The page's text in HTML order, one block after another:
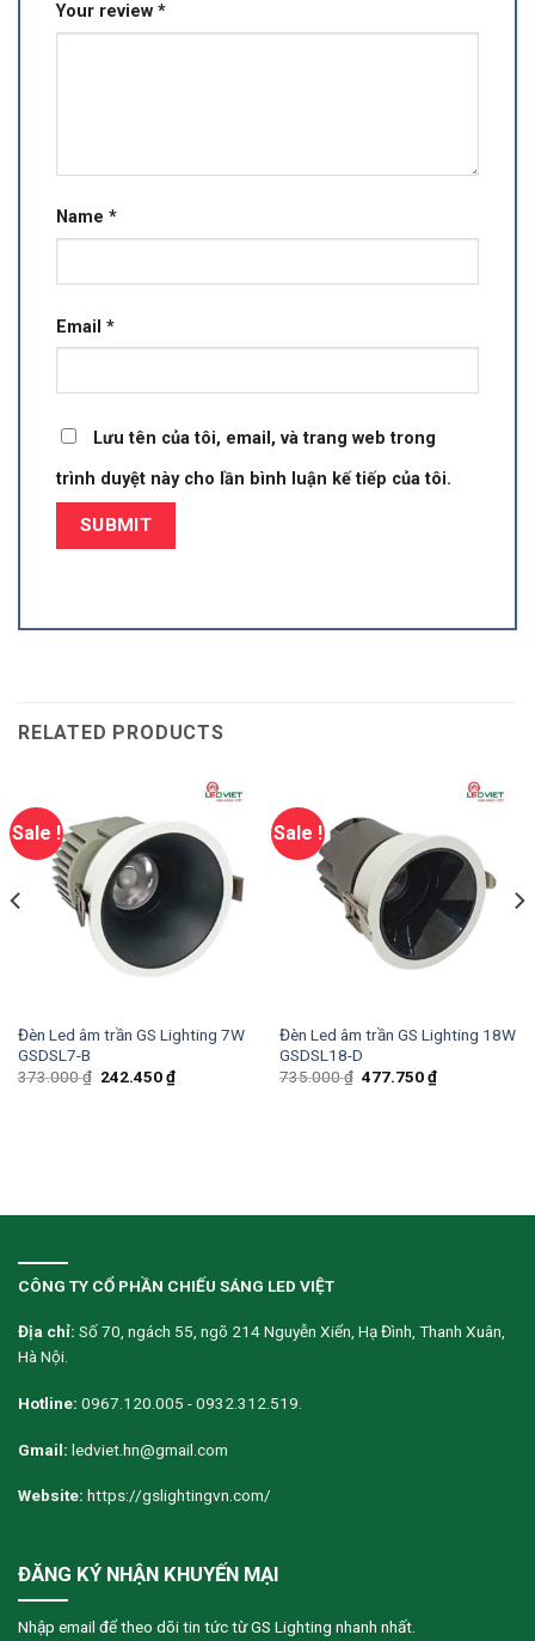
Your review *
Name *
Email *
Lưu tên của tôi, email, và trang web trong
trình duyệt này cho lần bình luận kế tiếp của tôi.
RELATED PRODUCTS
Sale !
Đèn Led âm trần GS Lighting 7W
GSDSL7-B
373.000₫ 242.450₫
Sale !
Đèn Led âm trần GS Lighting 18W
GSDSL18-D
735.000₫ 477.750₫
CÔNG TY CỔ PHẦN CHIẾU SÁNG LED VIỆT
Địa chỉ: Số 70, ngách 55, ngõ 214 Nguyễn Xiển, Hạ Đình, Thanh Xuân,
Hà Nội.
Hotline: 0967.120.005 - 0932.312.519.
Gmail: ledviet.hn@gmail.com
Website: https://gslightingvn.com/
ĐĂNG KÝ NHẬN KHUYẾN MẠI
Nhập email để theo dõi tin tức từ GS Lighting nhanh nhất.